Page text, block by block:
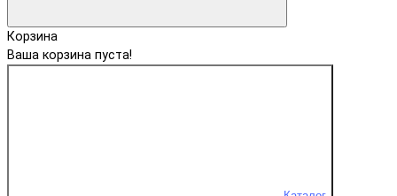
Корзина
Ваша корзина пуста!